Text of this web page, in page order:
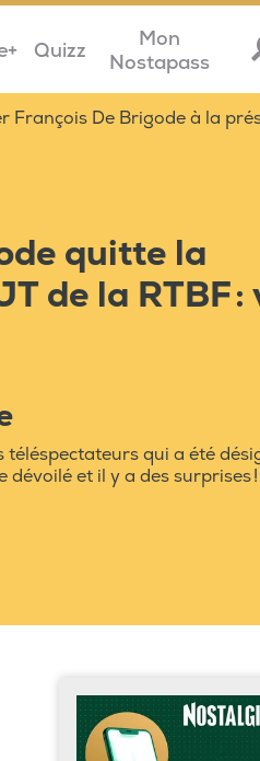
Quizz
Mon
Nostapass
François De Brigode à la
quitte la
de la RTBF :
qui a été
dévoilé et il y a des surprises !